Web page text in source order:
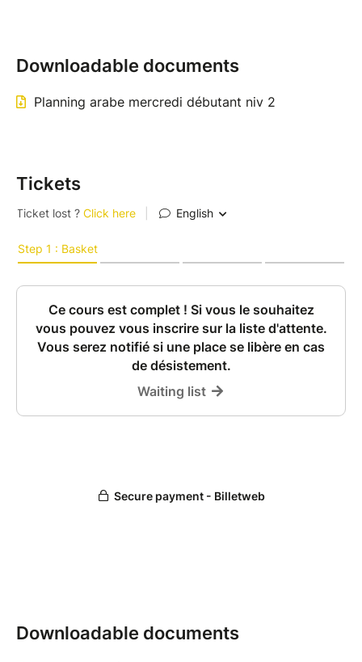
Downloadable documents
Planning arabe mercredi débutant niv 2
Tickets
Downloadable documents